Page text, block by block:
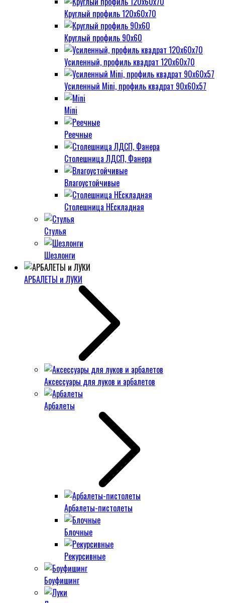
Круглый профиль 120х60х70
Круглый профиль 90х60
Усиленный, профиль квадрат 120х60х70
Усиленный Mini, профиль квадрат 90х60х57
Mini
Реечные
Столешница ЛДСП, Фанера
Влагоустойчивые
Столешница НЕскладная
Стулья
Шезлонги
АРБАЛЕТЫ и ЛУКИ
Аксессуары для луков и арбалетов
Арбалеты
Арбалеты-пистолеты
Блочные
Рекурсивные
Боуфишинг